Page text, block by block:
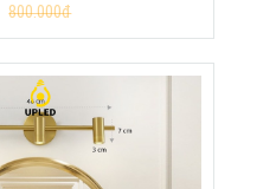
800.000đ